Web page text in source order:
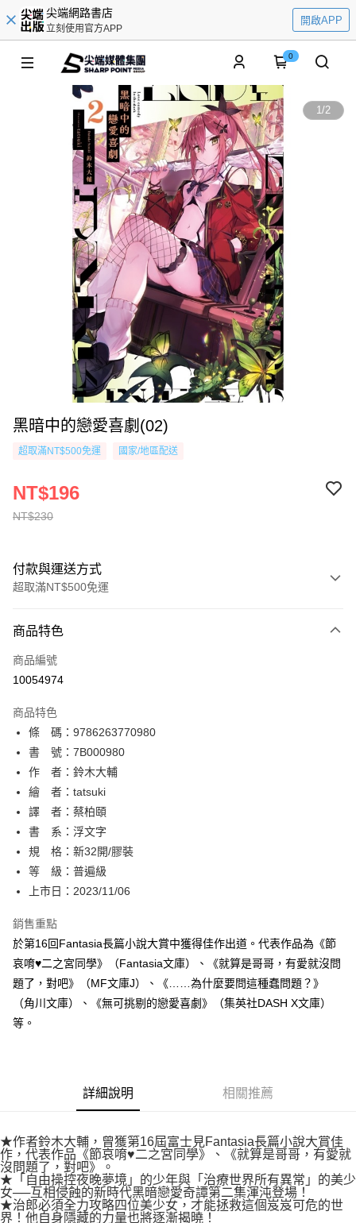
尖端網路書店
立刻使用官方APP
開啟APP
0
1/2
黑暗中的戀愛喜劇(02)
超取滿NT$500免運 國家/地區配送
NT$230
NT$196
付款與運送方式
超取滿NT$500免運
信用卡一次付款
超商取貨付款
相關說明
【關於「AFTEE先享後付」】
AFTEE先享後付是「在收到商品之後才付款」的支付方式。 讓您購物簡單
便利好安心！
１．簡單：不需註冊會員、不需綁卡、不需儲值。
２．便利：只要手機號碼，簡訊認證，即可結帳。
３．安心：先確認商品／服務後，再付款。
【「AFTEE先享後付」結帳流程】
１．於結帳方式選擇「AFTEE先享後付」後，將跳轉至「AFTEE先享後付」
結帳頁面，進行簡訊認證並確認金額後，即可完成結帳。
２．訂單成立數日內，您將收到繳費通知簡訊。
３．收到繳費通知簡訊後14天內，點擊此簡訊中的連結，可透過四大超商／
※ 請注意：結帳手續完成當下不需立刻繳費，但若您需要取消訂單，請聯絡
購買商品的店家。未經商家同意取消之訂單仍視為有效，需透過AFTEE先享
後付繳納相關費用。
※ 交易是否成功請以「AFTEE先享後付 」之結帳頁面顯示為準，若有關於
是否繳費成功／繳費後需取消欲退款等相關疑問，請聯繫「AFTEE先享後付
【注意事項】
https://aftee.tw/terms/#terms3
３．未成年的使用者請事先徵得法定代理人或監護人之同意方可使用
任。
４．使用「AFTEE先享後付」時，將依據個別帳號之用戶狀況，依本公司即
時審查核予不同之上限額度；若仍有額度不足之情形，本公司將視審查結果
請求用戶進行身份認證。
５．嚴禁一人註冊多個帳號或使用他人資訊註冊。若發現惡意使用之情形，
恩沛科技股份有限公司將有權停止該用戶之使用額度並採取法律行動。
ATM付款
運送方式
全家取貨付款
每筆NT$80，滿NT$500(含以上)免運費
付款後全家取貨
每筆NT$80，滿NT$500(含以上)免運費
每筆NT$80，滿NT$500(含以上)免運費
付款後萊爾富取貨
每筆NT$80，滿NT$500(含以上)免運費
7-11取貨付款
每筆NT$80，滿NT$500(含以上)免運費
每筆NT$100，滿NT$800(含以上)免運費
國家/地區配送
商品特色
商品編號
10054974
商品特色
條 碼：9786263770980
書 號：7B000980
作 者：鈴木大輔
繪 者：tatsuki
譯 者：蔡柏頤
書 系：浮文字
規 格：新32開/膠裝
等 級：普遍級
上市日：2023/11/06
銷售重點
於第16回Fantasia長篇小說大賞中獲得佳作出道。代表作品為《節
哀唷♥二之宮同學》（Fantasia文庫）、《就算是哥哥，有愛就沒問
題了，對吧》（MF文庫J）、《……為什麼要問這種蠢問題？》
（角川文庫）、《無可挑剔的戀愛喜劇》（集英社DASH X文庫）
等。
詳細說明 相關推薦
★作者鈴木大輔，曾獲第16屆富士見Fantasia長篇小說大賞佳
作，代表作品《節哀唷♥二之宮同學》、《就算是哥哥，有愛就
沒問題了，對吧》。
★「自由操控夜晚夢境」的少年與「治療世界所有異常」的美少
女──互相侵蝕的新時代黑暗戀愛奇譚第二集渾沌登場！
★治郎必須全力攻略四位美少女，才能拯救這個岌岌可危的世
界！他自身隱藏的力量也將逐漸揭曉！